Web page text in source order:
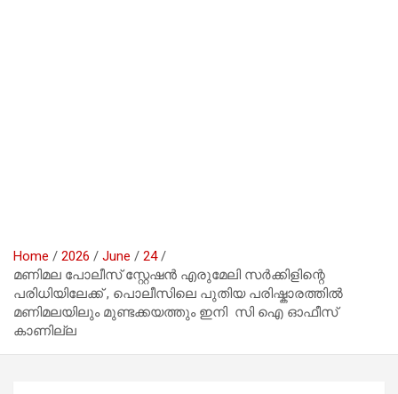
Home 2026 June
24
മണിമല പോലീസ് സ്റ്റേഷൻ എരുമേലി സർക്കിളിന്റെ
പരിധിയിലേക്ക് , പൊലീസിലെ പുതിയ പരിഷ്കാരത്തിൽ
മണിമലയിലും മുണ്ടക്കയത്തും ഇനി സി ഐ ഓഫീസ്
കാണില്ല